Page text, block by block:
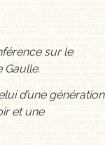
sur le
Gaulle.
d’une génération
et une